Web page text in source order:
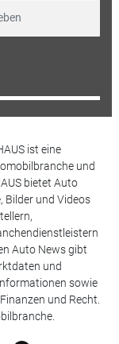
ist eine
und
bietet Auto
Bilder und Videos
Auto News gibt
und
sowie
und Recht.